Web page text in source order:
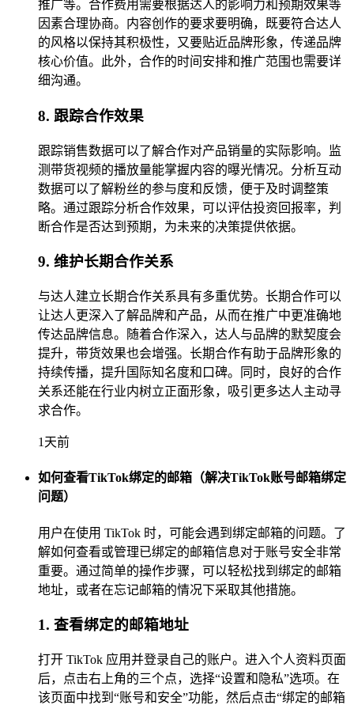
推广等。合作费用需要根据达人的影响力和预期效果等
因素合理协商。内容创作的要求要明确，既要符合达人
的风格以保持其积极性，又要贴近品牌形象，传递品牌
核心价值。此外，合作的时间安排和推广范围也需要详
细沟通。
8. 跟踪合作效果
跟踪销售数据可以了解合作对产品销量的实际影响。监
测带货视频的播放量能掌握内容的曝光情况。分析互动
数据可以了解粉丝的参与度和反馈，便于及时调整策
略。通过跟踪分析合作效果，可以评估投资回报率，判
断合作是否达到预期，为未来的决策提供依据。
9. 维护长期合作关系
与达人建立长期合作关系具有多重优势。长期合作可以
让达人更深入了解品牌和产品，从而在推广中更准确地
传达品牌信息。随着合作深入，达人与品牌的默契度会
提升，带货效果也会增强。长期合作有助于品牌形象的
持续传播，提升国际知名度和口碑。同时，良好的合作
关系还能在行业内树立正面形象，吸引更多达人主动寻
求合作。
1天前
如何查看TikTok绑定的邮箱（解决TikTok账号邮箱绑定
问题）
用户在使用 TikTok 时，可能会遇到绑定邮箱的问题。了
解如何查看或管理已绑定的邮箱信息对于账号安全非常
重要。通过简单的操作步骤，可以轻松找到绑定的邮箱
地址，或者在忘记邮箱的情况下采取其他措施。
1. 查看绑定的邮箱地址
打开 TikTok 应用并登录自己的账户。进入个人资料页面
后，点击右上角的三个点，选择“设置和隐私”选项。在
该页面中找到“账号和安全”功能，然后点击“绑定的邮箱